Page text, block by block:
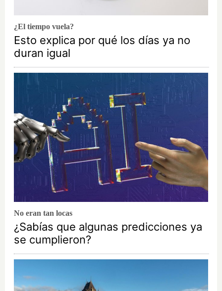
¿El tiempo vuela?
Esto explica por qué los días ya no
duran igual
No eran tan locas
¿Sabías que algunas predicciones ya
se cumplieron?